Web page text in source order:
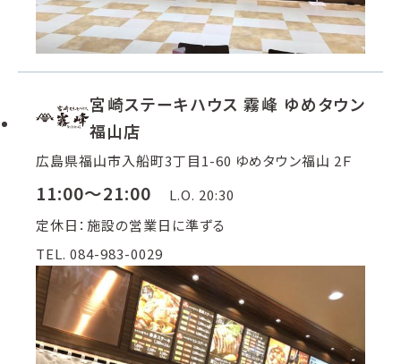
宮崎ステーキハウス 霧峰 ゆめタウン
福山店
広島県福山市入船町3丁目1-60 ゆめタウン福山 2Ｆ
11:00～21:00
L.O. 20:30
定休日：施設の営業日に準ずる
TEL. 084-983-0029